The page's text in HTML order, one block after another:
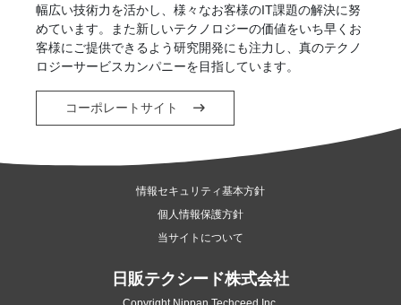
幅広い技術力を活かし、様々なお客様のIT課題の解決に努
めています。また新しいテクノロジーの価値をいち早くお
客様にご提供できるよう研究開発にも注力し、真のテクノ
ロジーサービスカンパニーを目指しています。
コーポレートサイト
情報セキュリティ基本方針
個人情報保護方針
当サイトについて
日販テクシード株式会社